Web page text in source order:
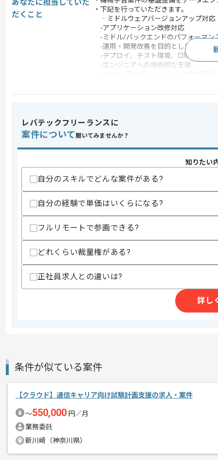
あなたに担当していた
だくこと
・下記を行っていただきます。
‐ミドルウェアバージョンアップ対応
-アプリケーション改修対応
-ミドル/バックエンドのパフォーマン
-運用・開発改善を目的とした新規シ
-デプロイ、テスト環境、CI環境、開
-エンジニアへの技術的な支援
-データを統合的に扱えるよう、デー
この案件で扱う技術
フレームワーク
開発ツール
Chef , Docker , Git ,
この案件のポイント
業界
特徴
スキル
求めるスキル
・AWS等のクラウドサービスを活用し
・Chef、Git、Kubernete、Dockerいず
・ジョブフローの設計、運用経験
・データ基盤（DL/DWH/データ仮想化
・CCNA/CCNP、LPIC等の知識、活用経
スキルに不安がある方へ
精算・お支払い
レバテックフリーランスに
案件について 聞いてみませんか？
知りたい
自分のスキルでどんな案件がある?
自分の経験で単価はいくらになる?
フルリモートで参画できる?
どれくらい裁量権がある?
正社員求人との違いは?
詳し
条件が似ている案件
【クラウド】通信キャリア向け試験計画支援の求人・案件
〜550,000 円／月
業務委託
新川崎（神奈川県）